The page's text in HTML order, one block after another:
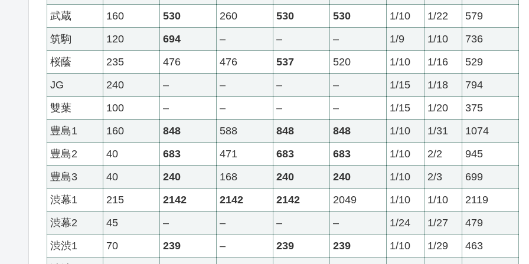
武蔵 160 530 260 530 530 1/10 1/22
579
筑駒
120 694 – – – 1/9 1/10
736
桜蔭
235 476 476 537 520 1/10 1/16
529
JG
240 – – – – 1/15 1/18
794
雙葉
100 – – – – 1/15 1/20
375
豊島1
160 848 588 848 848 1/10 1/31
1074
豊島2
40 683 471 683 683 1/10 2/2
945
豊島3
40 240 168 240 240 1/10 2/3
699
渋幕1
215 2142 2142 2142 2049 1/10 1/10
2119
渋幕2
45 – – – – 1/24 1/27
479
渋渋1
70 239 – 239 239 1/10 1/29
463